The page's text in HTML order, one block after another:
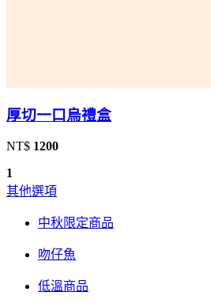
厚切一口烏禮盒
NT$ 1200
1
其他選項
中秋限定商品
吻仔魚
低溫商品